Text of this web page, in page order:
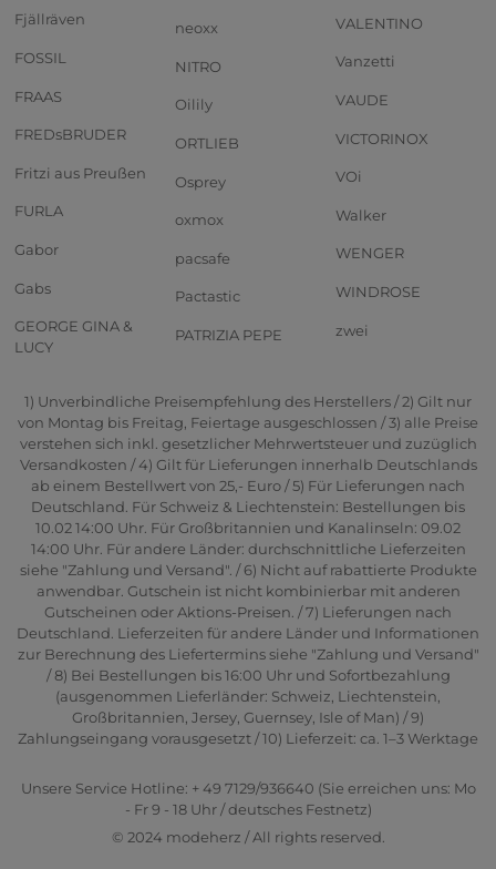
Fjällräven
FOSSIL
FRAAS
FREDsBRUDER
Fritzi aus Preußen
FURLA
Gabor
Gabs
GEORGE GINA &
LUCY
neoxx
NITRO
Oilily
ORTLIEB
Osprey
oxmox
pacsafe
Pactastic
PATRIZIA PEPE
VALENTINO
Vanzetti
VAUDE
VICTORINOX
VOi
Walker
WENGER
WINDROSE
zwei
1) Unverbindliche Preisempfehlung des Herstellers / 2) Gilt nur
von Montag bis Freitag, Feiertage ausgeschlossen / 3) alle Preise
verstehen sich inkl. gesetzlicher Mehrwertsteuer und zuzüglich
Versandkosten / 4) Gilt für Lieferungen innerhalb Deutschlands
ab einem Bestellwert von 25,- Euro / 5) Für Lieferungen nach
Deutschland. Für Schweiz & Liechtenstein: Bestellungen bis
10.02 14:00 Uhr. Für Großbritannien und Kanalinseln: 09.02
14:00 Uhr. Für andere Länder: durchschnittliche Lieferzeiten
siehe "Zahlung und Versand". / 6) Nicht auf rabattierte Produkte
anwendbar. Gutschein ist nicht kombinierbar mit anderen
Gutscheinen oder Aktions-Preisen. / 7) Lieferungen nach
Deutschland. Lieferzeiten für andere Länder und Informationen
zur Berechnung des Liefertermins siehe "Zahlung und Versand"
/ 8) Bei Bestellungen bis 16:00 Uhr und Sofortbezahlung
(ausgenommen Lieferländer: Schweiz, Liechtenstein,
Großbritannien, Jersey, Guernsey, Isle of Man) / 9)
Zahlungseingang vorausgesetzt / 10) Lieferzeit: ca. 1–3 Werktage
Unsere Service Hotline: + 49 7129/936640 (Sie erreichen uns: Mo
- Fr 9 - 18 Uhr / deutsches Festnetz)
© 2024 modeherz / All rights reserved.